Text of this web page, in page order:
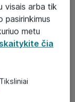
visais arba tik
pasirinkimus
metu
čia
Tiksliniai